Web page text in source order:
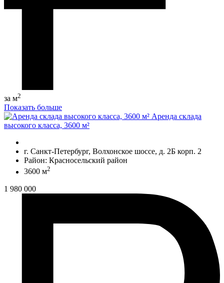
за м2
Показать больше
Аренда склада
высокого класса, 3600 м²
г. Санкт-Петербург, Волхонское шоссе, д. 2Б корп. 2
Район: Красносельский район
3600 м2
1 980 000